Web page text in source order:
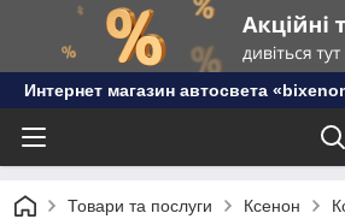
Интернет магазин автосвета
Товари та послуги Ксенон